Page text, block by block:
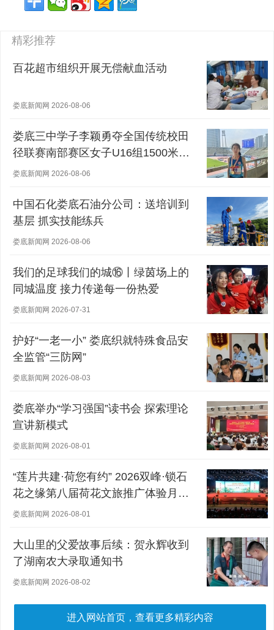
精彩推荐
百花超市组织开展无偿献血活动
娄底新闻网 2026-08-06
娄底三中学子李颖勇夺全国传统校田
径联赛南部赛区女子U16组1500米冠
军
娄底新闻网 2026-08-06
中国石化娄底石油分公司：送培训到
基层 抓实技能练兵
娄底新闻网 2026-08-06
我们的足球我们的城⑯丨绿茵场上的
同城温度 接力传递每一份热爱
娄底新闻网 2026-07-31
护好“一老一小” 娄底织就特殊食品安
全监管“三防网”
娄底新闻网 2026-08-03
娄底举办“学习强国”读书会 探索理论
宣讲新模式
娄底新闻网 2026-08-01
“莲片共建·荷您有约” 2026双峰·锁石
花之缘第八届荷花文旅推广体验月盛
大开幕
娄底新闻网 2026-08-01
大山里的父爱故事后续：贺永辉收到
了湖南农大录取通知书
娄底新闻网 2026-08-02
进入网站首页，查看更多精彩内容